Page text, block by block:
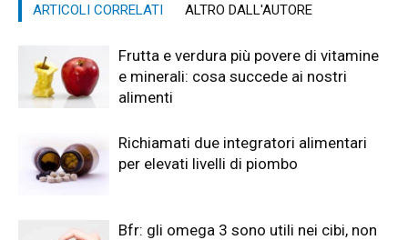
ARTICOLI CORRELATI ALTRO DALL'AUTORE
Frutta e verdura più povere di vitamine
e minerali: cosa succede ai nostri
alimenti
Richiamati due integratori alimentari
per elevati livelli di piombo
Bfr: gli omega 3 sono utili nei cibi, non